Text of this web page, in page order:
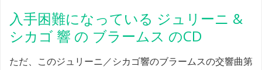
入手困難になっている ジュリーニ &
シカゴ 響 の ブラームス のCD
ただ、このジュリーニ／シカゴ響のブラームスの交響曲第